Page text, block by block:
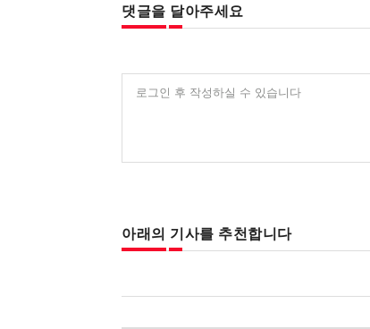
댓글을 달아주세요
로그인 후 작성하실 수 있습니다
아래의 기사를 추천합니다